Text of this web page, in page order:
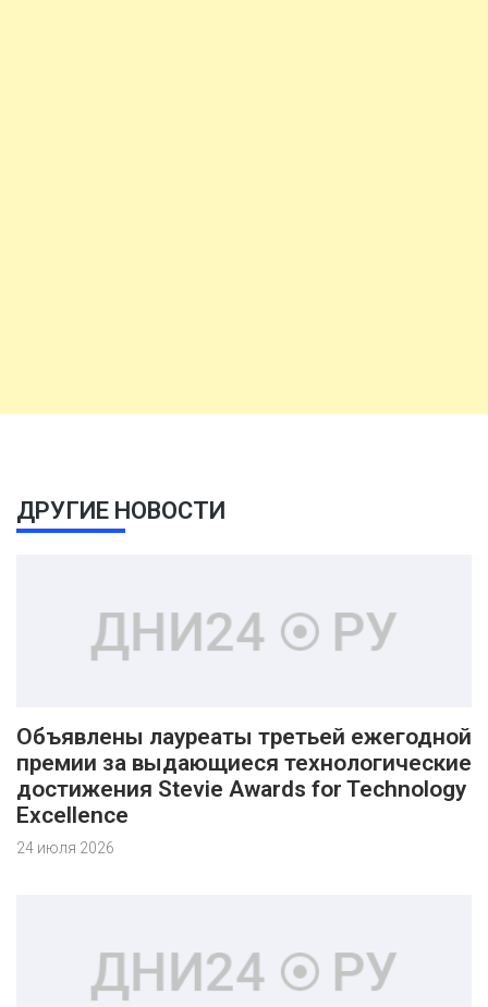
ДРУГИЕ НОВОСТИ
Объявлены лауреаты третьей ежегодной
премии за выдающиеся технологические
достижения Stevie Awards for Technology
Excellence
24 июля 2026